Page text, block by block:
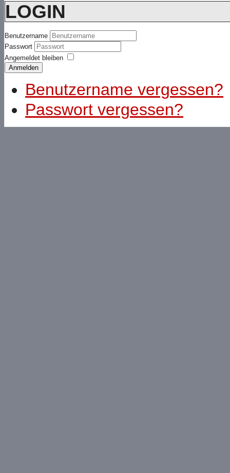
LOGIN
Benutzername
Passwort
Angemeldet bleiben
Anmelden
Benutzername vergessen?
Passwort vergessen?